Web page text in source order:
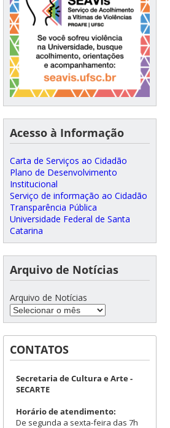
Acesso à Informação
Carta de Serviços ao Cidadão
Plano de Desenvolvimento
Institucional
Serviço de informação ao Cidadão
Transparência Pública
Universidade Federal de Santa
Catarina
Arquivo de Notícias
Arquivo de Notícias
CONTATOS
Secretaria de Cultura e Arte -
SECARTE
Horário de atendimento:
De segunda a sexta-feira das 7h